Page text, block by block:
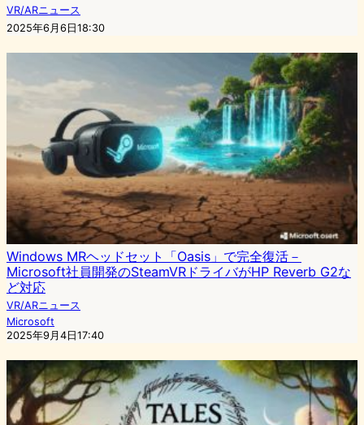
VR/ARニュース
2025年6月6日18:30
Windows MRヘッドセット「Oasis」で完全復活－
Microsoft社員開発のSteamVRドライバがHP Reverb G2な
ど対応
VR/ARニュース
Microsoft
2025年9月4日17:40